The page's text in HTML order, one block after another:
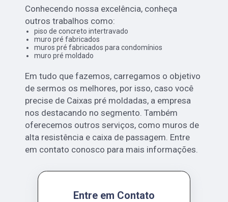
Conhecendo nossa excelência, conheça
outros trabalhos como:
piso de concreto intertravado
muro pré fabricados
muros pré fabricados para condomínios
muro pré moldado
Em tudo que fazemos, carregamos o objetivo
de sermos os melhores, por isso, caso você
precise de Caixas pré moldadas, a empresa
nos destacando no segmento. Também
oferecemos outros serviços, como muros de
alta resistência e caixa de passagem. Entre
em contato conosco para mais informações.
Entre em Contato